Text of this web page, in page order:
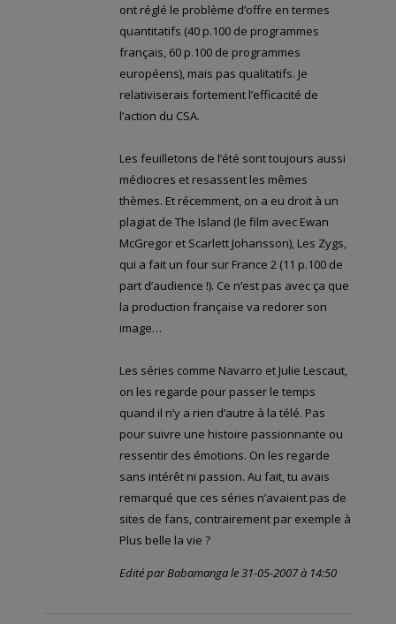
ont réglé le problème d’offre en termes
quantitatifs (40 p.100 de programmes
français, 60 p.100 de programmes
européens), mais pas qualitatifs. Je
relativiserais fortement l’efficacité de
l’action du CSA.
Les feuilletons de l’été sont toujours aussi
médiocres et resassent les mêmes
thèmes. Et récemment, on a eu droit à un
plagiat de The Island (le film avec Ewan
McGregor et Scarlett Johansson), Les Zygs,
qui a fait un four sur France 2 (11 p.100 de
part d’audience !). Ce n’est pas avec ça que
la production française va redorer son
image…
Les séries comme Navarro et Julie Lescaut,
on les regarde pour passer le temps
quand il n’y a rien d’autre à la télé. Pas
pour suivre une histoire passionnante ou
ressentir des émotions. On les regarde
sans intérêt ni passion. Au fait, tu avais
remarqué que ces séries n’avaient pas de
sites de fans, contrairement par exemple à
Plus belle la vie ?
Edité par Babamanga le 31-05-2007 à 14:50